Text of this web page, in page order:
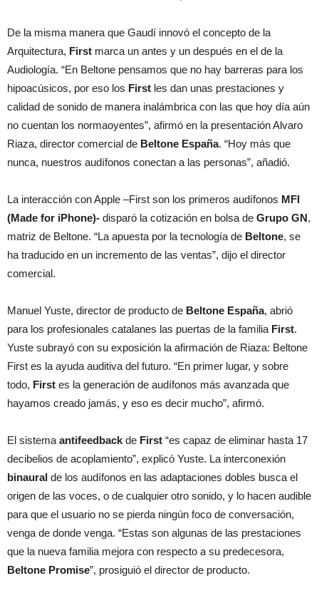
De la misma manera que Gaudí innovó el concepto de la
Arquitectura, First marca un antes y un después en el de la
Audiología. “En Beltone pensamos que no hay barreras para los
hipoacúsicos, por eso los First les dan unas prestaciones y
calidad de sonido de manera inalámbrica con las que hoy día aún
no cuentan los normaoyentes”, afirmó en la presentación Alvaro
Riaza, director comercial de Beltone España. “Hoy más que
nunca, nuestros audífonos conectan a las personas”, añadió.
La interacción con Apple –First son los primeros audífonos MFI
(Made for iPhone)- disparó la cotización en bolsa de Grupo GN,
matriz de Beltone. “La apuesta por la tecnología de Beltone, se
ha traducido en un incremento de las ventas”, dijo el director
comercial.
Manuel Yuste, director de producto de Beltone España, abrió
para los profesionales catalanes las puertas de la familia First.
Yuste subrayó con su exposición la afirmación de Riaza: Beltone
First es la ayuda auditiva del futuro. “En primer lugar, y sobre
todo, First es la generación de audífonos más avanzada que
hayamos creado jamás, y eso es decir mucho”, afirmó.
El sistema antifeedback de First “es capaz de eliminar hasta 17
decibelios de acoplamiento”, explicó Yuste. La interconexión
binaural de los audífonos en las adaptaciones dobles busca el
origen de las voces, o de cualquier otro sonido, y lo hacen audible
para que el usuario no se pierda ningún foco de conversación,
venga de donde venga. “Estas son algunas de las prestaciones
que la nueva familia mejora con respecto a su predecesora,
Beltone Promise”, prosiguió el director de producto.